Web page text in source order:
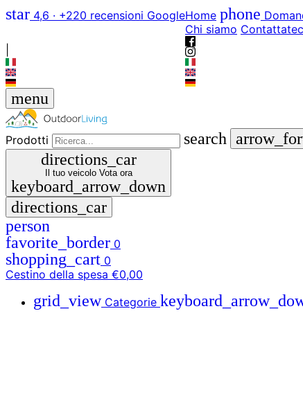
star 4,6 · +220 recensioni GoogleHome phone
Chi siamo
menu
Prodotti search
directions_car
Il tuo veicolo Vota ora
keyboard_arrow_down
directions_car
person
favorite_border 0
shopping_cart 0
Cestino della spesa €0,00
grid_viewCategorie